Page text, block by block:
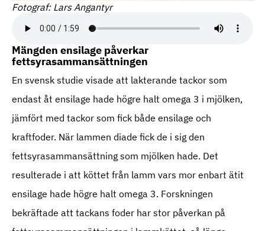
Fotograf: Lars Angantyr
Mängden ensilage påverkar
fettsyrasammansättningen
En svensk studie visade att lakterande tackor som
endast åt ensilage hade högre halt omega 3 i mjölken,
jämfört med tackor som fick både ensilage och
kraftfoder. När lammen diade fick de i sig den
fettsyrasammansättning som mjölken hade. Det
resulterade i att köttet från lamm vars mor enbart ätit
ensilage hade högre halt omega 3. Forskningen
bekräftade att tackans foder har stor påverkan på